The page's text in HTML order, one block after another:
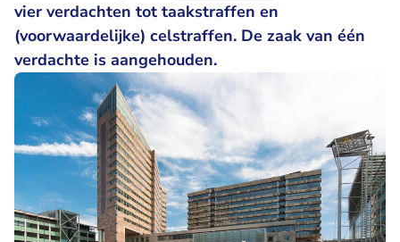
vier verdachten tot taakstraffen en
(voorwaardelijke) celstraffen. De zaak van één
verdachte is aangehouden.